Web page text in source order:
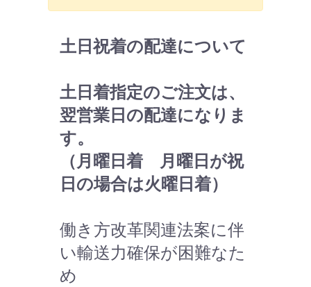
土日祝着の配達について
土日着指定のご注文は、
翌営業日の配達になりま
す。
（月曜日着 月曜日が祝
日の場合は火曜日着）
働き方改革関連法案に伴
い輸送力確保が困難なた
め